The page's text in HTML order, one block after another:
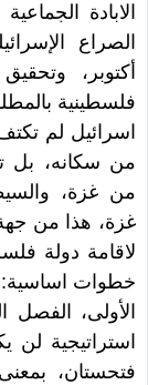
الابادة
الصراع
أكتوبر،
فلسطينية
من سكانه، بل
من غزة،
غزة، هذا من
لاقامة دولة
خطوات اساسية:
الأولى،
استراتيجية لن
فتحستان،